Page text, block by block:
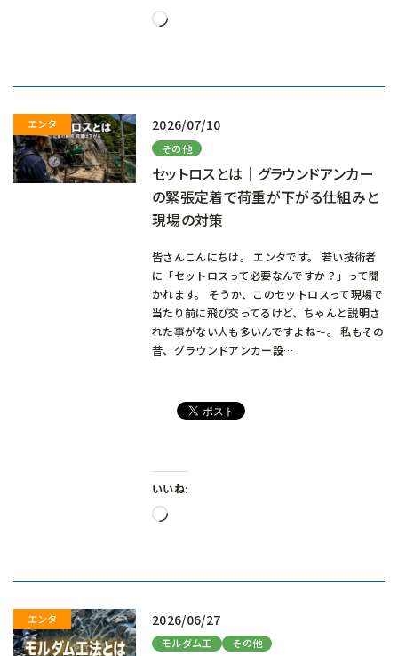
読
2026/07/10
その他
セットロスとは｜グラウンドアンカー
の緊張定着で荷重が下がる仕組みと
現場の対策
皆さんこんにちは。 エンタです。 若い技術者
に「セットロスって必要なんですか？」って聞
かれます。 そうか、このセットロスって現場で
当たり前に飛び交ってるけど、ちゃんと説明さ
れた事がない人も多いんですよね～。 私もその
昔、グラウンドアンカー設…
いいね:
読
2026/06/27
モルダム工 その他